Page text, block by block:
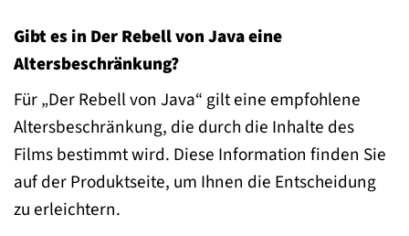
Gibt es in Der Rebell von Java eine
Altersbeschränkung?
Für „Der Rebell von Java“ gilt eine empfohlene
Altersbeschränkung, die durch die Inhalte des
Films bestimmt wird. Diese Information finden Sie
auf der Produktseite, um Ihnen die Entscheidung
zu erleichtern.